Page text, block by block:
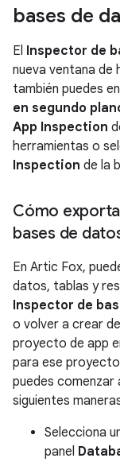
bases de
El Inspector de
nueva ventana de
también puedes
en segundo
App Inspection
herramientas o
Inspection de la
Cómo
bases de
En Artic Fox,
datos, tablas y
Inspector de
o volver a crear
proyecto de app
para ese proyecto
puedes comenzar
siguientes
Selecciona
panel